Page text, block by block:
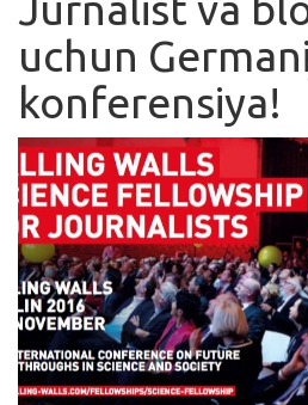
Ishlar
Kurslar
Blog
Yana
Qidirish
Kirish
uchun
konferensiya!